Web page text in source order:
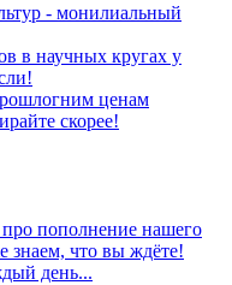
- монилиальный
в научных кругах у
ценам
скорее!
пополнение нашего
знаем, что вы ждёте!
день...